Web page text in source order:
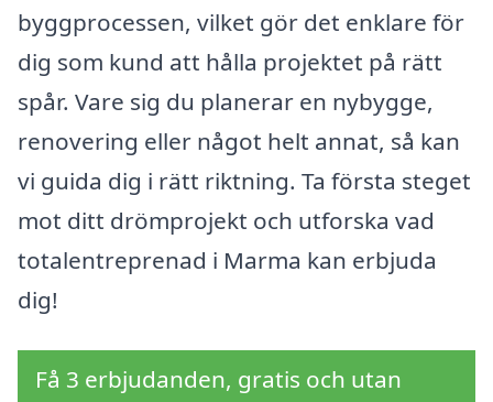
byggprocessen, vilket gör det enklare för
dig som kund att hålla projektet på rätt
spår. Vare sig du planerar en nybygge,
renovering eller något helt annat, så kan
vi guida dig i rätt riktning. Ta första steget
mot ditt drömprojekt och utforska vad
totalentreprenad i Marma kan erbjuda
dig!
Få 3 erbjudanden, gratis och utan